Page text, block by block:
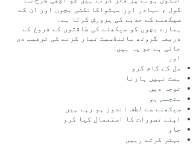
گول ، بہادر اور مہتواکانکشی بچوں اور ان کے
سیکھنے کے جذبے کی پرورش کرتا ہے۔
ہمارے بچوں کو سیکھنے کی طاقتوں کے فروغ کے
ذریعہ گروتھ مائنڈسیٹ تیار کرنے کی ترغیب دی
جاتی ہے جو یہ ہیں:
اور
مل کے کام کرو
ہمت نہیں ہارنا
توجہ دیں
متجسس ہو
سیکھنے سے لطف اندوز ہو رہے ہیں
اپنے تصورات کا استعمال کیا کرو
جاو
بہتر کرتے رہیں